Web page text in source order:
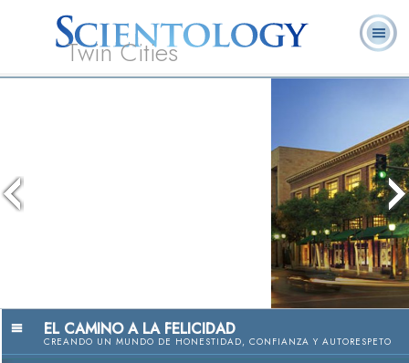
Twin Cities
El Camino a la Felicidad: Un
Moral No
Ver Video
EL CAMINO A LA FELICIDAD
CREANDO UN MUNDO DE HONESTIDAD, CONFIANZA Y AUTORESPETO